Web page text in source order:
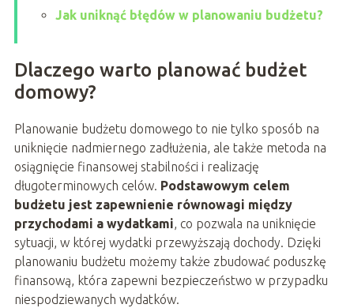
Jak uniknąć błędów w planowaniu budżetu?
Dlaczego warto planować budżet
domowy?
Planowanie budżetu domowego to nie tylko sposób na
uniknięcie nadmiernego zadłużenia, ale także metoda na
osiągnięcie finansowej stabilności i realizację
długoterminowych celów. Podstawowym celem
budżetu jest zapewnienie równowagi między
przychodami a wydatkami, co pozwala na uniknięcie
sytuacji, w której wydatki przewyższają dochody. Dzięki
planowaniu budżetu możemy także zbudować poduszkę
finansową, która zapewni bezpieczeństwo w przypadku
niespodziewanych wydatków.